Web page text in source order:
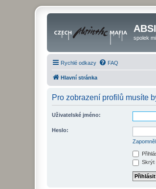
spolek
Rychlé odkazy FAQ
Hlavní stránka
Pro zobrazení profilů musíte
Uživatelské jméno:
Heslo:
Skrýt